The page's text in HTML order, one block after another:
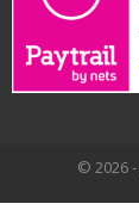
© 2026